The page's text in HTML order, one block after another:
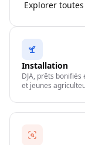
Explorer
Installation
DJA, prêts
et jeunes